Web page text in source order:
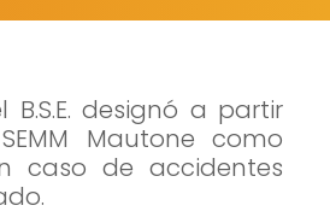
designó a partir
Mautone como
caso de accidentes